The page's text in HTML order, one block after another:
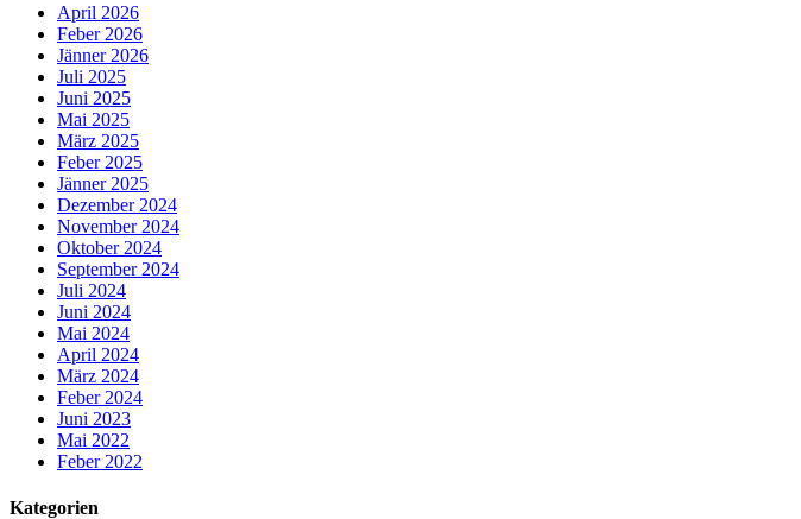
April 2026
Feber 2026
Jänner 2026
Juli 2025
Juni 2025
Mai 2025
März 2025
Feber 2025
Jänner 2025
Dezember 2024
November 2024
Oktober 2024
September 2024
Juli 2024
Juni 2024
Mai 2024
April 2024
März 2024
Feber 2024
Juni 2023
Mai 2022
Feber 2022
Kategorien